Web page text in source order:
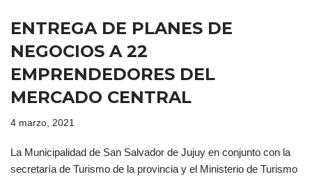
ENTREGA DE PLANES DE
NEGOCIOS A 22
EMPRENDEDORES DEL
MERCADO CENTRAL
4 marzo, 2021
La Municipalidad de San Salvador de Jujuy en conjunto con la
secretaría de Turismo de la provincia y el Ministerio de Turismo